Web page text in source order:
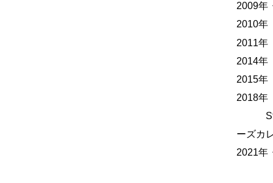
2009年
2010年
2011年
2014年
2015年
2018年
ーズカ
2021年